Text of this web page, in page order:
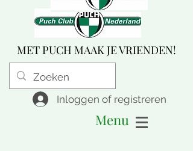
MET PUCH MAAK JE VRIENDEN!
Inloggen of registreren
Menu